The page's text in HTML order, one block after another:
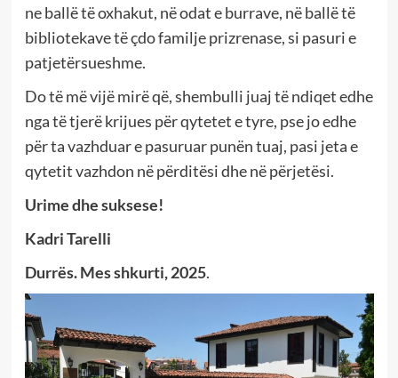
ne ballë të oxhakut, në odat e burrave, në ballë të
bibliotekave të çdo familje prizrenase, si pasuri e
patjetërsueshme.
Do të më vijë mirë që, shembulli juaj të ndiqet edhe
nga të tjerë krijues për qytetet e tyre, pse jo edhe
për ta vazhduar e pasuruar punën tuaj, pasi jeta e
qytetit vazhdon në përditësi dhe në përjetësi.
Urime dhe suksese!
Kadri Tarelli
Durrës. Mes shkurti, 2025.